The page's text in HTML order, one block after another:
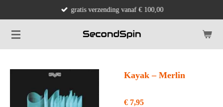
naar
de
gratis verzending vanaf € 100,00
Kayak ‎– Merlin
€ 7,95